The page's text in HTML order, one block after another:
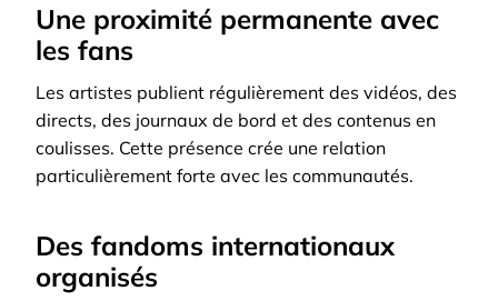
Une proximité permanente avec
les fans
Les artistes publient régulièrement des vidéos, des
directs, des journaux de bord et des contenus en
coulisses. Cette présence crée une relation
particulièrement forte avec les communautés.
Des fandoms internationaux
organisés